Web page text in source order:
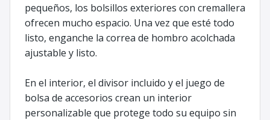
pequeños, los bolsillos exteriores con cremallera
ofrecen mucho espacio. Una vez que esté todo
listo, enganche la correa de hombro acolchada
ajustable y listo.
En el interior, el divisor incluido y el juego de
bolsa de accesorios crean un interior
personalizable que protege todo su equipo sin